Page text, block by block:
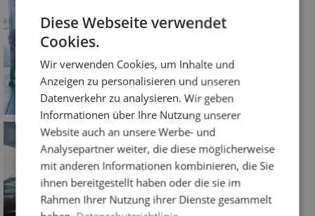
Diese Webseite verwendet
Cookies.
Wir verwenden Cookies, um Inhalte und
Anzeigen zu personalisieren und unseren
Datenverkehr zu analysieren. Wir geben
Informationen über Ihre Nutzung unserer
Website auch an unsere Werbe- und
Analysepartner weiter, die diese möglicherweise
mit anderen Informationen kombinieren, die Sie
ihnen bereitgestellt haben oder die sie im
Rahmen Ihrer Nutzung ihrer Dienste gesammelt